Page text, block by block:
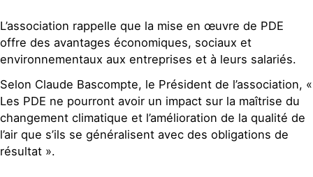
L’association rappelle que la mise en œuvre de PDE
offre des avantages économiques, sociaux et
environnementaux aux entreprises et à leurs salariés.
Selon Claude Bascompte, le Président de l’association, «
Les PDE ne pourront avoir un impact sur la maîtrise du
changement climatique et l’amélioration de la qualité de
l’air que s’ils se généralisent avec des obligations de
résultat ».